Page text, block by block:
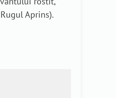
Aprins).